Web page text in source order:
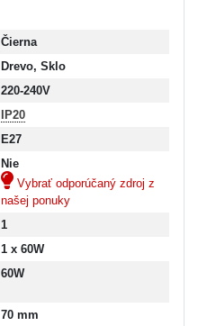
Čierna
Drevo, Sklo
220-240V
IP20
E27
Nie
Vybrať odporúčaný zdroj z
našej ponuky
1
1 x 60W
60W
70 mm